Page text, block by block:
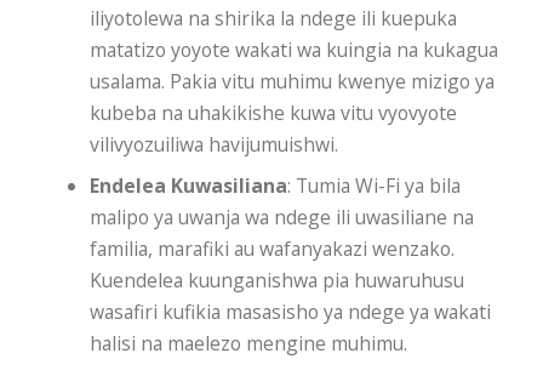
iliyotolewa na shirika la ndege ili kuepuka
matatizo yoyote wakati wa kuingia na kukagua
usalama. Pakia vitu muhimu kwenye mizigo ya
kubeba na uhakikishe kuwa vitu vyovyote
vilivyozuiliwa havijumuishwi.
Endelea Kuwasiliana: Tumia Wi-Fi ya bila
malipo ya uwanja wa ndege ili uwasiliane na
familia, marafiki au wafanyakazi wenzako.
Kuendelea kuunganishwa pia huwaruhusu
wasafiri kufikia masasisho ya ndege ya wakati
halisi na maelezo mengine muhimu.